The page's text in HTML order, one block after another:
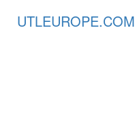
UTLEUROPE.COM